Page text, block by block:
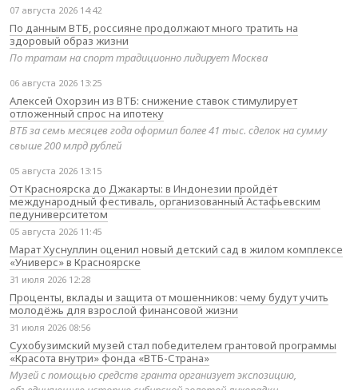
07 августа 2026 14:42
По данным ВТБ, россияне продолжают много тратить на
здоровый образ жизни
По тратам на спорт традиционно лидирует Москва
06 августа 2026 13:25
Алексей Охорзин из ВТБ: снижение ставок стимулирует
отложенный спрос на ипотеку
ВТБ за семь месяцев года оформил более 41 тыс. сделок на сумму
свыше 200 млрд рублей
05 августа 2026 13:15
От Красноярска до Джакарты: в Индонезии пройдёт
международный фестиваль, организованный Астафьевским
педуниверситетом
05 августа 2026 11:45
Марат Хуснуллин оценил новый детский сад в жилом комплексе
«Универс» в Красноярске
31 июля 2026 12:28
Проценты, вклады и защита от мошенников: чему будут учить
молодёжь для взрослой финансовой жизни
31 июля 2026 08:56
Сухобузимский музей стал победителем грантовой программы
«Красота внутри» фонда «ВТБ-Страна»
Музей с помощью средств гранта организует экспозицию,